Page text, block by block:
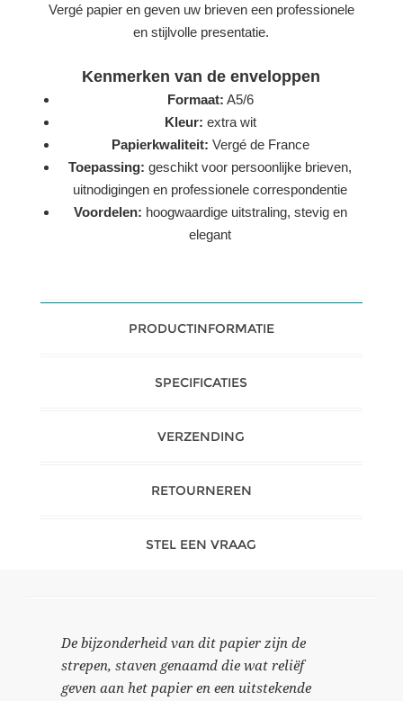
Vergé papier en geven uw brieven een professionele
en stijlvolle presentatie.
Kenmerken van de enveloppen
Formaat: A5/6
Kleur: extra wit
Papierkwaliteit: Vergé de France
Toepassing: geschikt voor persoonlijke brieven,
uitnodigingen en professionele correspondentie
Voordelen: hoogwaardige uitstraling, stevig en
elegant
PRODUCTINFORMATIE
SPECIFICATIES
VERZENDING
RETOURNEREN
STEL EEN VRAAG
De bijzonderheid van dit papier zijn de
strepen, staven genaamd die wat reliëf
geven aan het papier en een uitstekende